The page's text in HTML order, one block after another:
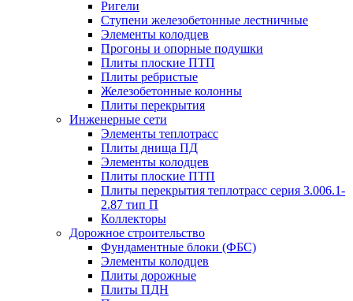
Ригели
Ступени железобетонные лестничные
Элементы колодцев
Прогоны и опорные подушки
Плиты плоские ПТП
Плиты ребристые
Железобетонные колонны
Плиты перекрытия
Инженерные сети
Элементы теплотрасс
Плиты днища ПД
Элементы колодцев
Плиты плоские ПТП
Плиты перекрытия теплотрасс серия 3.006.1-
2.87 тип П
Коллекторы
Дорожное строительство
Фундаментные блоки (ФБС)
Элементы колодцев
Плиты дорожные
Плиты ПДН